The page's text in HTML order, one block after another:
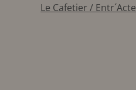
Le Cafetier / Entr´Acte